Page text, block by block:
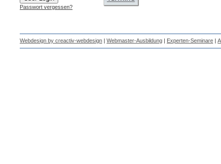
Passwort vergessen?
Webdesign by creactiv-webdesign | Webmaster-Ausbildung | Experten-Seminare |